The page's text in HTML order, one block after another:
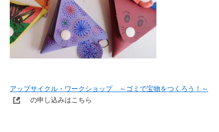
アップサイクル・ワークショップ ～ゴミで宝物をつくろう！～
の申し込みはこちら